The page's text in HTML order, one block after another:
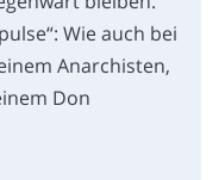
Wie auch bei
Anarchisten,
Don